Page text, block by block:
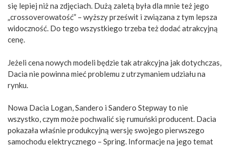
się lepiej niż na zdjęciach. Dużą zaletą była dla mnie też jego
„crossoverowatość” – wyższy prześwit i związana z tym lepsza
widoczność. Do tego wszystkiego trzeba też dodać atrakcyjną
cenę.
Jeżeli cena nowych modeli będzie tak atrakcyjna jak dotychczas,
Dacia nie powinna mieć problemu z utrzymaniem udziału na
rynku.
Nowa Dacia Logan, Sandero i Sandero Stepway to nie
wszystko, czym może pochwalić się rumuński producent. Dacia
pokazała właśnie produkcyjną wersję swojego pierwszego
samochodu elektrycznego – Spring. Informacje na jego temat